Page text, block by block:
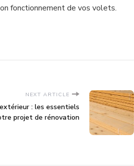
fonctionnement de vos volets.
NEXT ARTICLE
: les essentiels
projet de rénovation